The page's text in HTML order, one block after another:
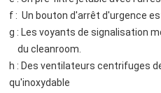
f : Un bouton d'arrêt d'urgence
g : Les voyants de signalisation
du cleanroom.
h : Des ventilateurs centrifuges
qu'inoxydable